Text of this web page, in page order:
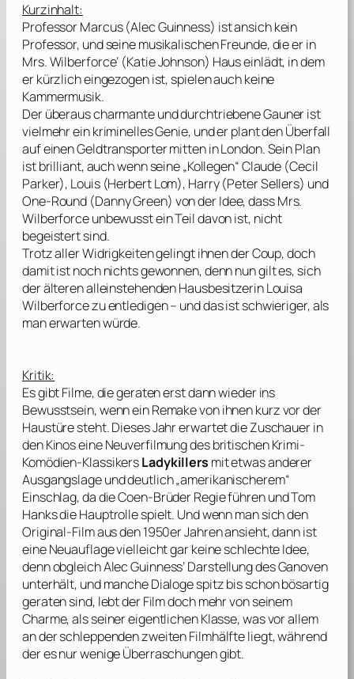
Kurzinhalt:
Professor Marcus (Alec Guinness) ist ansich kein
Professor, und seine musikalischen Freunde, die er in
Mrs. Wilberforce’ (Katie Johnson) Haus einlädt, in dem
er kürzlich eingezogen ist, spielen auch keine
Kammermusik.
Der überaus charmante und durchtriebene Gauner ist
vielmehr ein kriminelles Genie, und er plant den Überfall
auf einen Geldtransporter mitten in London. Sein Plan
ist brilliant, auch wenn seine „Kollegen“ Claude (Cecil
Parker), Louis (Herbert Lom), Harry (Peter Sellers) und
One-Round (Danny Green) von der Idee, dass Mrs.
Wilberforce unbewusst ein Teil davon ist, nicht
begeistert sind.
Trotz aller Widrigkeiten gelingt ihnen der Coup, doch
damit ist noch nichts gewonnen, denn nun gilt es, sich
der älteren alleinstehenden Hausbesitzerin Louisa
Wilberforce zu entledigen – und das ist schwieriger, als
man erwarten würde.
Kritik:
Es gibt Filme, die geraten erst dann wieder ins
Bewusstsein, wenn ein Remake von ihnen kurz vor der
Haustüre steht. Dieses Jahr erwartet die Zuschauer in
den Kinos eine Neuverfilmung des britischen Krimi-
Komödien-KlassikersLadykillers mit etwas anderer
Ausgangslage und deutlich „amerikanischerem“
Einschlag, da dieCoen-Brüder Regie führen undTom
Hanksdie Hauptrolle spielt. Und wenn man sich den
Original-Film aus den 1950er Jahren ansieht, dann ist
eine Neuauflage vielleicht gar keine schlechte Idee,
denn obgleichAlec Guinness’Darstellung des Ganoven
unterhält, und manche Dialoge spitz bis schon bösartig
geraten sind, lebt der Film doch mehr von seinem
Charme, als seiner eigentlichen Klasse, was vor allem
an der schleppenden zweiten Filmhälfte liegt, während
der es nur wenige Überraschungen gibt.